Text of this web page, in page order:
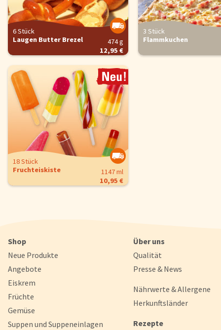
6 Stück
Laugen Butter Brezel
474 g
12,95 €
3 Stück
Flammkuchen
18 Stück
Fruchteiskiste
1147 ml
10,95 €
Shop
Neue Produkte
Angebote
Eiskrem
Früchte
Gemüse
Suppen und Suppeneinlagen
Über uns
Qualität
Presse & News
Nährwerte & Allergene
Herkunftsländer
Rezepte
Cookie-Hinweis
Um unsere Webseiten für Sie optimal zu gestalten und
verbessern, sowie zur Geschwindigkeitsoptimierung und für
Chat-Funktion verwenden wir Cookies. Durch Bestätigen des
'Alle akzeptieren' stimmen Sie der Verwendung zu. Über den
'Konfigurieren' können Sie auswählen, welche Cookies Sie